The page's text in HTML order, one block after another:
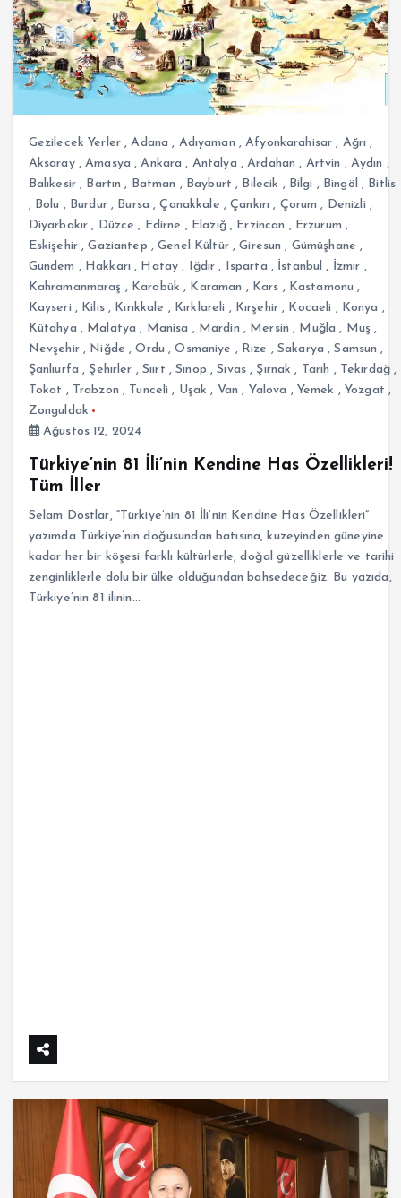
Gezilecek Yerler,Adana , Adıyaman ,Afyonkarahisar , Ağrı ,
Aksaray,Amasya ,Ankara , Antalya ,Ardahan , Artvin , Aydın ,
Balıkesir, Bartın , Batman , Bayburt , Bilecik , Bilgi , Bingöl , Bitlis
, Bolu , Burdur, Bursa ,Çanakkale ,Çankırı , Çorum , Denizli ,
Diyarbakır , Düzce , Edirne , Elazığ, Erzincan , Erzurum ,
Eskişehir,Gaziantep ,Genel Kültür,Giresun , Gümüşhane ,
Gündem , Hakkari , Hatay , Iğdır , Isparta , İstanbul , İzmir ,
Kahramanmaraş , Karabük , Karaman , Kars , Kastamonu ,
Kayseri , Kilis, Kırıkkale , Kırklareli , Kırşehir, Kocaeli , Konya ,
Kütahya , Malatya , Manisa , Mardin , Mersin , Muğla , Muş ,
Nevşehir, Niğde ,Ordu ,Osmaniye , Rize ,Sakarya ,Samsun ,
Şanlıurfa , Şehirler , Siirt ,Sinop ,Sivas , Şırnak , Tarih , Tekirdağ ,
Tokat , Trabzon , Tunceli , Uşak , Van , Yalova , Yemek ,Yozgat ,
Zonguldak
Ağustos 12, 2024
Türkiye’nin 81 İli’nin Kendine Has Özellikleri!
Tüm İller
Selam Dostlar, “Türkiye’nin 81 İli’nin Kendine Has Özellikleri”
yazımda Türkiye’nin doğusundan batısına, kuzeyinden güneyine
kadar her bir köşesi farklı kültürlerle, doğal güzelliklerle ve tarihi
zenginliklerle dolu bir ülke olduğundan bahsedeceğiz. Bu yazıda,
Türkiye’nin 81 ilinin…